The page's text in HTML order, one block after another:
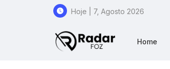
Hoje | 7, Agosto 2026
Home